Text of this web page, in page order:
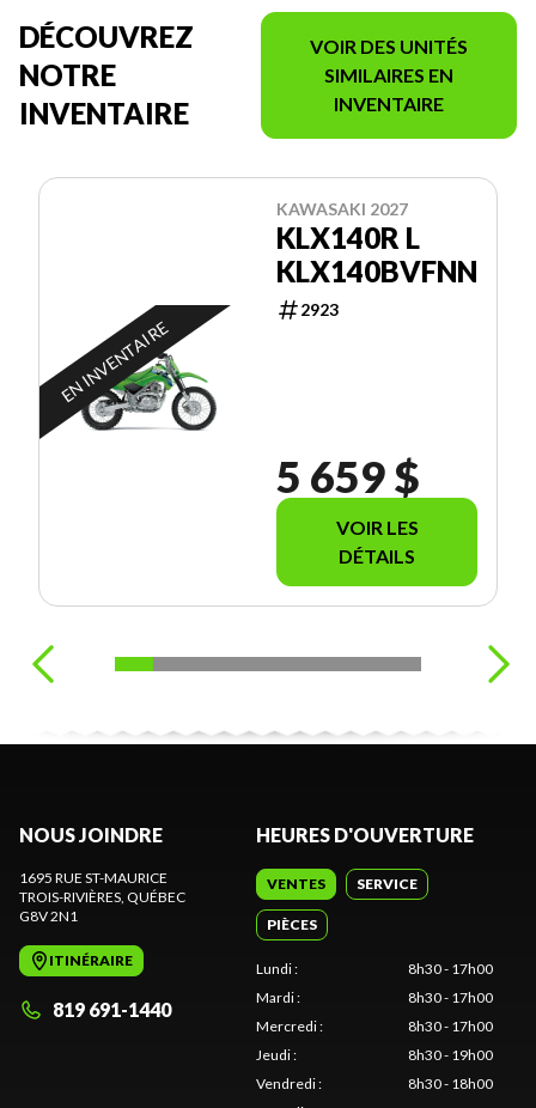
DÉCOUVREZ
NOTRE
INVENTAIRE
VOIR DES UNITÉS
SIMILAIRES EN
INVENTAIRE
EN INVENTAIRE
KAWASAKI 2027
KLX140R L
KLX140BVFNN
2923
5 659 $
VOIR LES
DÉTAILS
NOUS JOINDRE
1695 RUE ST-MAURICE
TROIS-RIVIÈRES , QUÉBEC
G8V 2N1
ITINÉRAIRE
819 691-1440
HEURES D'OUVERTURE
VENTES SERVICE
PIÈCES
Lundi:
8h30 - 17h00
Mardi:
8h30 - 17h00
Mercredi:
8h30 - 17h00
Jeudi:
8h30 - 19h00
Vendredi:
8h30 - 18h00